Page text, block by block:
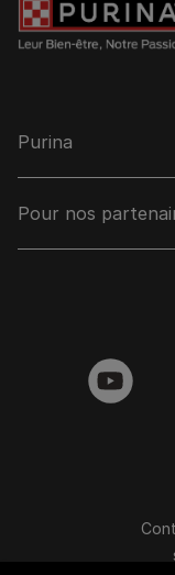
Purina
Pour nos
youtube